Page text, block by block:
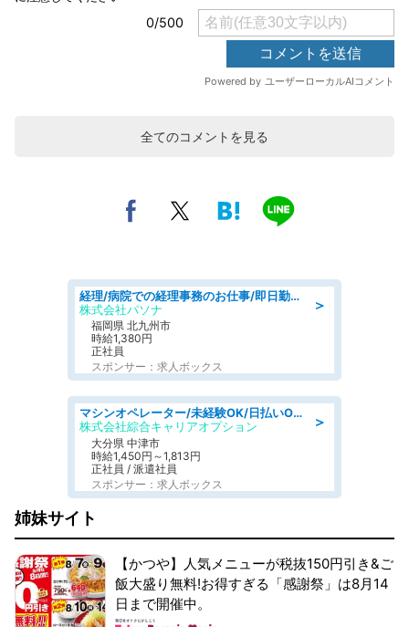
全てのコメントを見る
＞
経理/病院での経理事務のお仕事/即日勤務可/車通勤可/経理/一般事務
株式会社パソナ
福岡県 北九州市
時給1,380円
正社員
スポンサー：求人ボックス
＞
マシンオペレーター/未経験OK/日払いOK/交替制/20・30・40代活躍中/製造 工場
株式会社綜合キャリアオプション
大分県 中津市
時給1,450円～1,813円
正社員 / 派遣社員
スポンサー：求人ボックス
姉妹サイト
【かつや】人気メニューが税抜150円引き&ご
飯大盛り無料!お得すぎる「感謝祭」は8月14
日まで開催中。